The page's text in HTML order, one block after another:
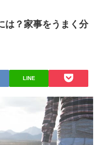
は？家事をうまく分
LINE